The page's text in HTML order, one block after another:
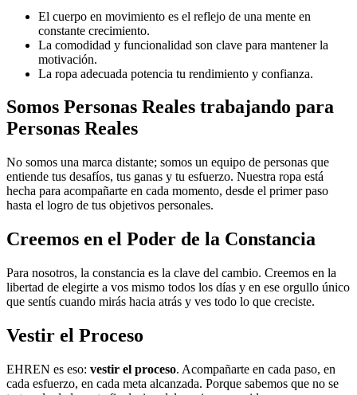
El cuerpo en movimiento es el reflejo de una mente en
constante crecimiento.
La comodidad y funcionalidad son clave para mantener la
motivación.
La ropa adecuada potencia tu rendimiento y confianza.
Somos Personas Reales trabajando para
Personas Reales
No somos una marca distante; somos un equipo de personas que
entiende tus desafíos, tus ganas y tu esfuerzo. Nuestra ropa está
hecha para acompañarte en cada momento, desde el primer paso
hasta el logro de tus objetivos personales.
Creemos en el Poder de la Constancia
Para nosotros, la constancia es la clave del cambio. Creemos en la
libertad de elegirte a vos mismo todos los días y en ese orgullo único
que sentís cuando mirás hacia atrás y ves todo lo que creciste.
Vestir el Proceso
EHREN es eso: vestir el proceso. Acompañarte en cada paso, en
cada esfuerzo, en cada meta alcanzada. Porque sabemos que no se